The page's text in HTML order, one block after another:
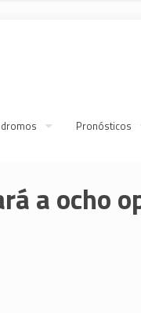
Pronósticos
a ocho